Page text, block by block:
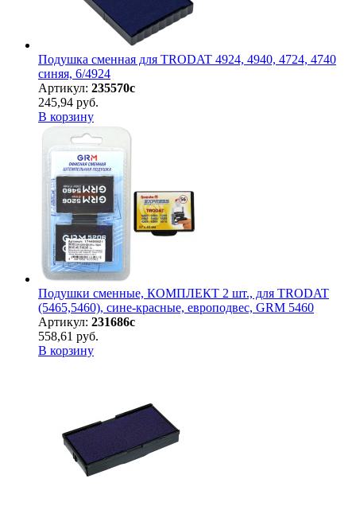
Подушка сменная для TRODAT 4924, 4940, 4724, 4740
синяя, 6/4924
Артикул: 235570с
245,94 руб.
В корзину
Подушки сменные, КОМПЛЕКТ 2 шт., для TRODAT
(5465,5460), сине-красные, европодвес, GRM 5460
Артикул: 231686с
558,61 руб.
В корзину